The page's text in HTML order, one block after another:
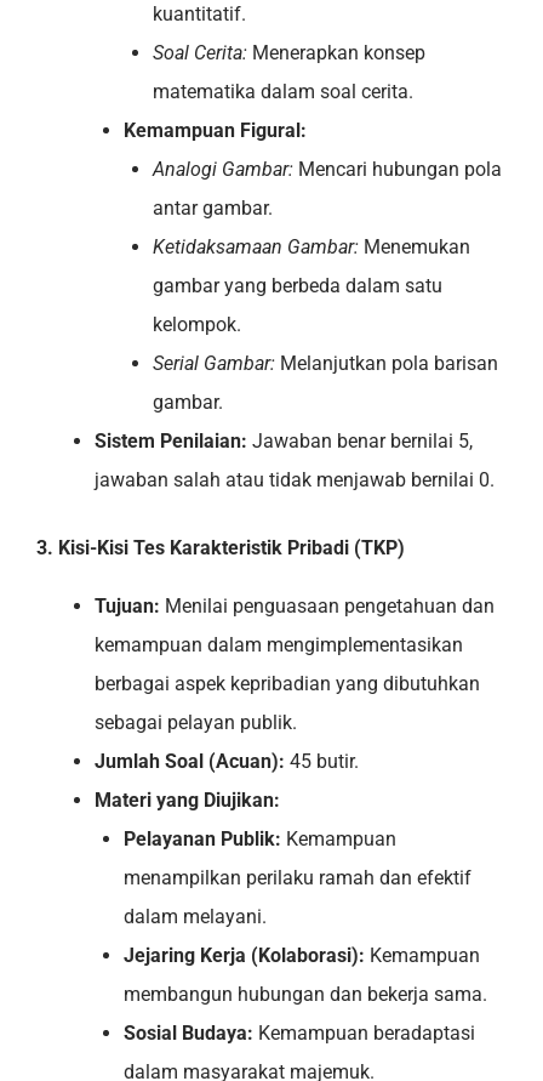
kuantitatif.
Soal Cerita: Menerapkan konsep
matematika dalam soal cerita.
Kemampuan Figural:
Analogi Gambar: Mencari hubungan pola
antar gambar.
Ketidaksamaan Gambar: Menemukan
gambar yang berbeda dalam satu
kelompok.
Serial Gambar: Melanjutkan pola barisan
gambar.
Sistem Penilaian: Jawaban benar bernilai 5,
jawaban salah atau tidak menjawab bernilai 0.
3. Kisi-Kisi Tes Karakteristik Pribadi (TKP)
Tujuan: Menilai penguasaan pengetahuan dan
kemampuan dalam mengimplementasikan
berbagai aspek kepribadian yang dibutuhkan
sebagai pelayan publik.
Jumlah Soal (Acuan): 45 butir.
Materi yang Diujikan:
Pelayanan Publik: Kemampuan
menampilkan perilaku ramah dan efektif
dalam melayani.
Jejaring Kerja (Kolaborasi): Kemampuan
membangun hubungan dan bekerja sama.
Sosial Budaya: Kemampuan beradaptasi
dalam masyarakat majemuk.